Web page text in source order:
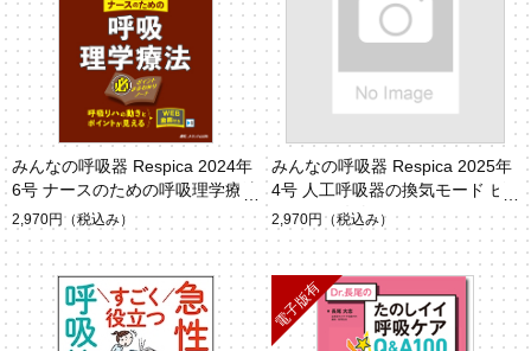
みんなの呼吸器 Respica 2024年
6号 ナースのための呼吸理学療法
2,970円 （税込み）
みんなの呼吸器 Respica 2025年
4号 人工呼吸器の換気モード ビ
ジュアル攻略ガイド
2,970円 （税込み）